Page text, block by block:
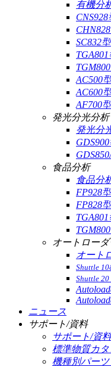
有機分
CNS928
SC832型
TGA801
AC500
AC600
AF700型
発光分光分析
発光分
食品分析
食品分
FP928型
FP828型
TGA801
オートローダ
オート
Shuttle
Shuttle
ニュース
サポート/資料
サポート/資
標準物質カ
機種別パーツ